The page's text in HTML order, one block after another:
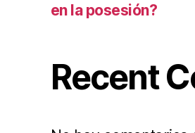
en la posesión?
Recent